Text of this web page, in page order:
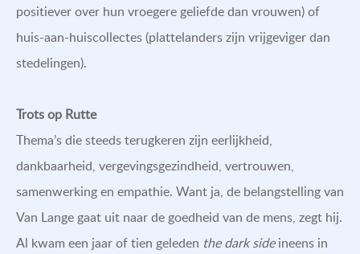
positiever over hun vroegere geliefde dan vrouwen) of
huis-aan-huiscollectes (plattelanders zijn vrijgeviger dan
stedelingen).
Trots op Rutte
Thema’s die steeds terugkeren zijn eerlijkheid,
dankbaarheid, vergevingsgezindheid, vertrouwen,
samenwerking en empathie. Want ja, de belangstelling van
Van Lange gaat uit naar de goedheid van de mens, zegt hij.
Al kwam een jaar of tien geleden the dark sideineens in